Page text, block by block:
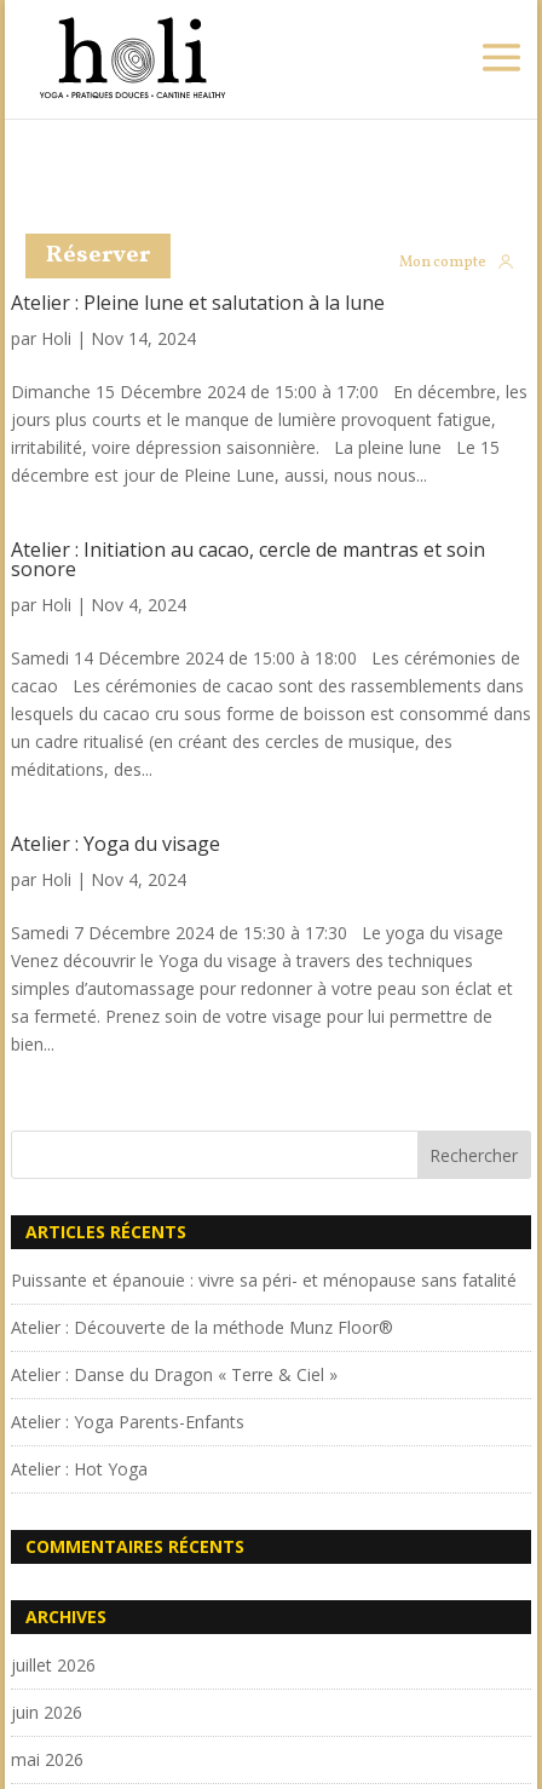
Réserver Mon compte
Atelier : Pleine lune et salutation à la lune
par Holi | Nov 14, 2024
Dimanche 15 Décembre 2024 de 15:00 à 17:00 En décembre, les
jours plus courts et le manque de lumière provoquent fatigue,
irritabilité, voire dépression saisonnière. La pleine lune Le 15
décembre est jour de Pleine Lune, aussi, nous nous...
Atelier : Initiation au cacao, cercle de mantras et soin
sonore
par Holi | Nov 4, 2024
Samedi 14 Décembre 2024 de 15:00 à 18:00 Les cérémonies de
cacao Les cérémonies de cacao sont des rassemblements dans
lesquels du cacao cru sous forme de boisson est consommé dans
un cadre ritualisé (en créant des cercles de musique, des
méditations, des...
Atelier : Yoga du visage
par Holi | Nov 4, 2024
Samedi 7 Décembre 2024 de 15:30 à 17:30 Le yoga du visage
Venez découvrir le Yoga du visage à travers des techniques
simples d’automassage pour redonner à votre peau son éclat et
sa fermeté. Prenez soin de votre visage pour lui permettre de
bien...
ARTICLES RÉCENTS
Puissante et épanouie : vivre sa péri- et ménopause sans fatalité
Atelier : Découverte de la méthode Munz Floor®
Atelier : Danse du Dragon « Terre & Ciel »
Atelier : Yoga Parents-Enfants
Atelier : Hot Yoga
COMMENTAIRES RÉCENTS
ARCHIVES
juillet 2026
juin 2026
mai 2026